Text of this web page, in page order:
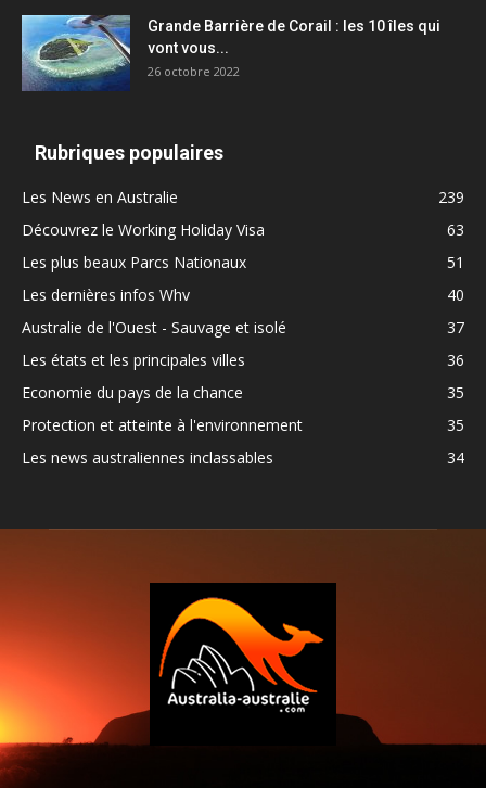
Grande Barrière de Corail : les 10 îles qui
vont vous...
26 octobre 2022
Rubriques populaires
Les News en Australie
239
Découvrez le Working Holiday Visa
63
Les plus beaux Parcs Nationaux
51
Les dernières infos Whv
40
Australie de l'Ouest - Sauvage et isolé
37
Les états et les principales villes
36
Economie du pays de la chance
35
Protection et atteinte à l'environnement
35
Les news australiennes inclassables
34